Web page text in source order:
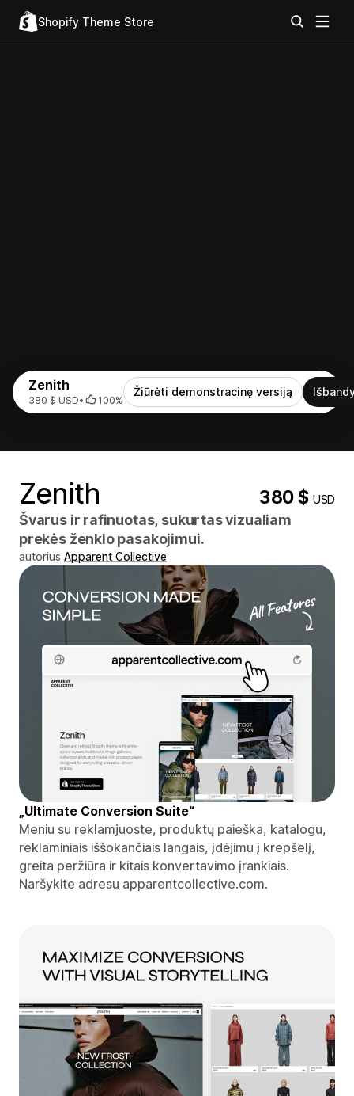
Shopify Theme Store
Zenith
380 $ USD• 100%
Žiūrėti demonstracinę versiją
Zenith 380 $USD
Švarus ir rafinuotas, sukurtas vizualiam
prekės ženklo pasakojimui.
autorius Apparent Collective
„Ultimate Conversion Suite“
Meniu su reklamjuoste, produktų paieška, katalogu,
reklaminiais iššokančiais langais, įdėjimu į krepšelį,
greita peržiūra ir kitais konvertavimo įrankiais.
Naršykite adresu apparentcollective.com.